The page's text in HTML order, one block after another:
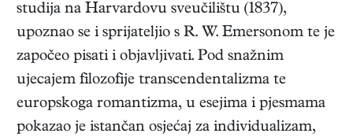
studija na Harvardovu sveučilištu (1837),
upoznao se i sprijateljio s R. W. Emersonom te je
započeo pisati i objavljivati. Pod snažnim
ujecajem filozofije transcendentalizma te
europskoga romantizma, u esejima i pjesmama
pokazao je istančan osjećaj za individualizam,